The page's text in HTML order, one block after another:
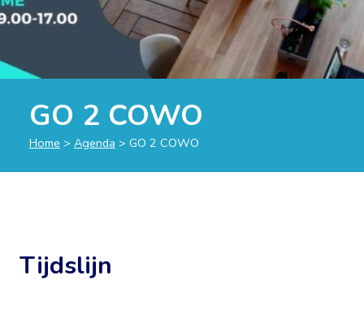
GO 2 COWO
Home > Agenda > GO 2 COWO
Tijdslijn